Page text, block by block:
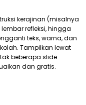
kerajinan (misalnya
refleksi, hingga
teks, warna, dan
Tampilkan lewat
beberapa slide
dan gratis.